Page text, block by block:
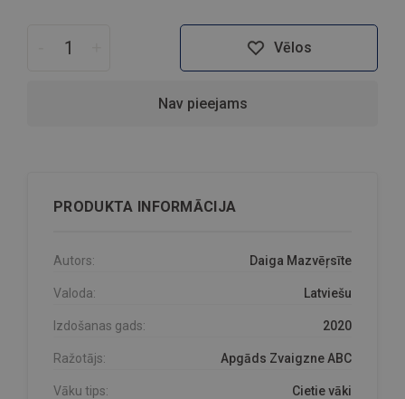
Vēlos
Nav pieejams
PRODUKTA INFORMĀCIJA
Autors: Daiga Mazvēŗsīte
Valoda: Latviešu
Izdošanas gads: 2020
Ražotājs: Apgāds Zvaigzne ABC
Vāku tips: Cietie vāki